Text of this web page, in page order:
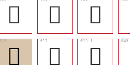
󱹢 𠨙 󱹏
󱹒 󱹔 󱹐